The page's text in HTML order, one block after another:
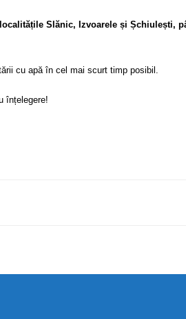
Slănic, Izvoarele și Șchiulești,
cu apă în cel mai scurt timp posibil.
înțelegere!